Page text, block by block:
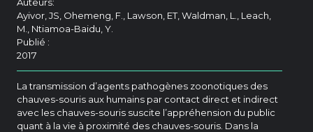
Ayivor, JS, Ohemeng, F., Lawson, ET, Waldman, L., Leach,
M., Ntiamoa-Baidu, Y.
Publié :
2017
La transmission d’agents pathogènes zoonotiques des
chauves-souris aux humains par contact direct et indirect
avec les chauves-souris suscite l’appréhension du public
quant à la vie à proximité des chauves-souris. Dans la